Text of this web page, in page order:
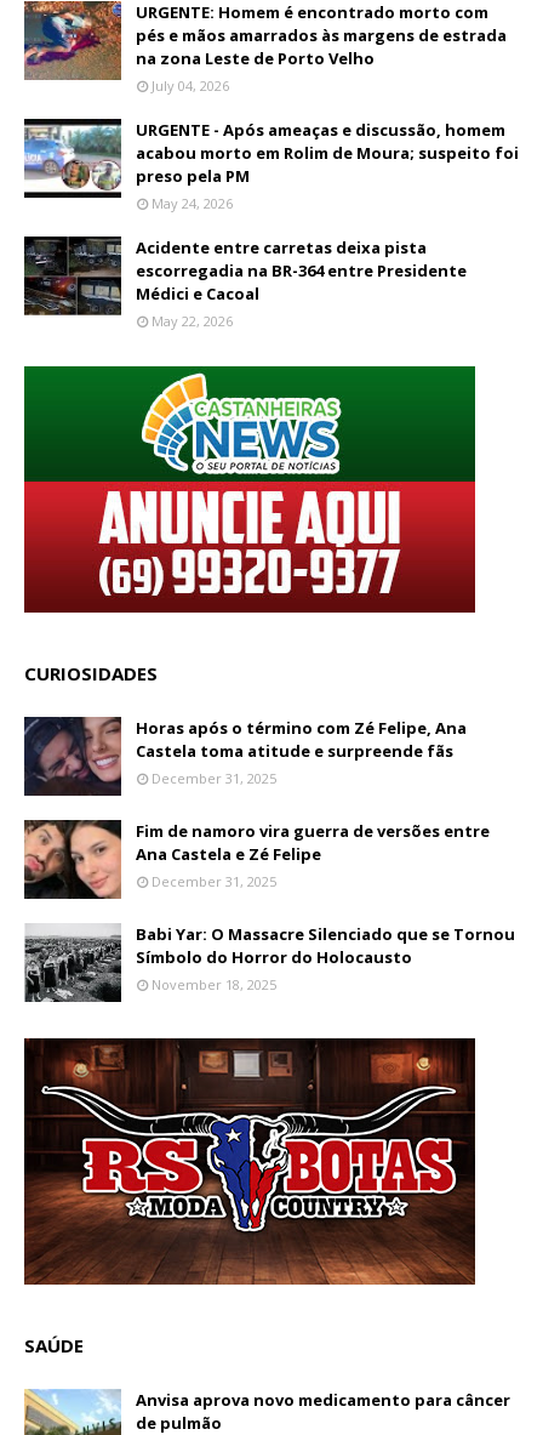
URGENTE: Homem é encontrado morto com
pés e mãos amarrados às margens de estrada
na zona Leste de Porto Velho
July 04, 2026
URGENTE - Após ameaças e discussão, homem
acabou morto em Rolim de Moura; suspeito foi
preso pela PM
May 24, 2026
Acidente entre carretas deixa pista
escorregadia na BR-364 entre Presidente
Médici e Cacoal
May 22, 2026
CURIOSIDADES
Horas após o término com Zé Felipe, Ana
Castela toma atitude e surpreende fãs
December 31, 2025
Fim de namoro vira guerra de versões entre
Ana Castela e Zé Felipe
December 31, 2025
Babi Yar: O Massacre Silenciado que se Tornou
Símbolo do Horror do Holocausto
November 18, 2025
SAÚDE
Anvisa aprova novo medicamento para câncer
de pulmão